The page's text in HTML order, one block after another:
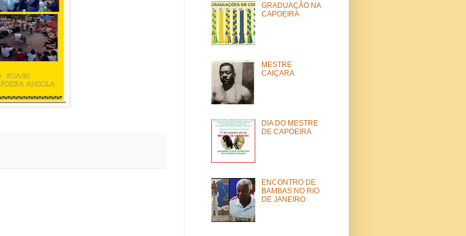
GRADUAÇÃO NA
CAPOEIRA
MESTRE
CAIÇARA
DIA DO MESTRE
DE CAPOEIRA
ENCONTRO DE
BAMBAS NO RIO
DE JANEIRO